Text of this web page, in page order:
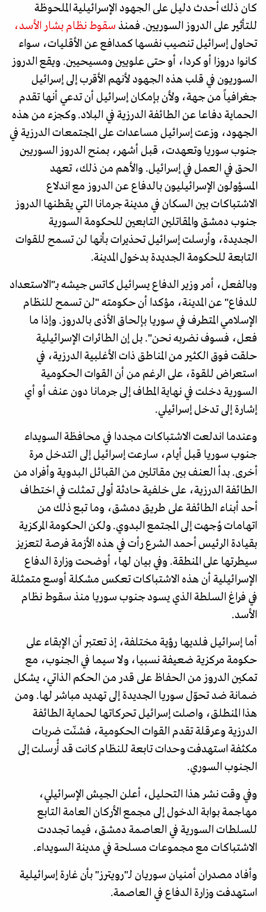
كان ذلك أحدث دليل على الجهود الإسرائيلية الملحوظة
للتأثير على الدروز السوريين. فمنذ سقوط نظام بشار الأسد،
تحاول إسرائيل تنصيب نفسها كمدافع عن الأقليات، سواء
كانوا دروزا أو كردا، أو حتى علويين ومسيحيين. ويقع الدروز
السوريون في قلب هذه الجهود لأنهم الأقرب إلى إسرائيل
جغرافياً من جهة، ولأن بإمكان إسرائيل أن تدعي أنها تقدم
الحماية دفاعا عن الطائفة الدرزية في البلاد. وكجزء من هذه
الجهود، وزعت إسرائيل مساعدات على المجتمعات الدرزية في
جنوب سوريا وتعهدت، قبل أشهر، بمنح الدروز السوريين
الحق في العمل في إسرائيل. والأهم من ذلك، تعهد
المسؤولون الإسرائيليون بالدفاع عن الدروز مع اندلاع
الاشتباكات بين السكان في مدينة جرمانا التي يقطنها الدروز
جنوب دمشق والمقاتلين التابعين للحكومة السورية
الجديدة، وأرسلت إسرائيل تحذيرات بأنها لن تسمح للقوات
التابعة للحكومة الجديدة بدخول المدينة.
وبالفعل، أمر وزير الدفاع يسرائيل كاتس جيشه بـ"الاستعداد
للدفاع" عن المدينة، مؤكدا أن حكومته "لن تسمح للنظام
الإسلامي المتطرف في سوريا بإلحاق الأذى بالدروز. وإذا ما
فعل، فسوف نضربه نحن". بل إن الطائرات الإسرائيلية
حلقت فوق الكثير من المناطق ذات الأغلبية الدرزية، في
استعراض للقوة، على الرغم من أن القوات الحكومية
السورية دخلت في نهاية المطاف إلى جرمانا دون عنف أو أي
إشارة إلى تدخل إسرائيلي.
وعندما اندلعت الاشتباكات مجددا في محافظة السويداء
جنوب سوريا قبل أيام، سارعت إسرائيل إلى التدخل مرة
أخرى. بدأ العنف بين مقاتلين من القبائل البدوية وأفراد من
الطائفة الدرزية، على خلفية حادثة أولى تمثلت في اختطاف
أحد أبناء الطائفة على طريق دمشق، وما تبع ذلك من
اتهامات وُجهت إلى المجتمع البدوي. ولكن الحكومة المركزية
بقيادة الرئيس أحمد الشرع رأت في هذه الأزمة فرصة لتعزيز
سيطرتها على المنطقة. وفي بيان لها، أوضحت وزارة الدفاع
الإسرائيلية أن هذه الاشتباكات تعكس مشكلة أوسع متمثلة
في فراغ السلطة الذي يسود جنوب سوريا منذ سقوط نظام
الأسد.
أما إسرائيل فلديها رؤية مختلفة، إذ تعتبر أن الإبقاء على
حكومة مركزية ضعيفة نسبيا، ولا سيما في الجنوب، مع
تمكين الدروز من الحفاظ على قدر من الحكم الذاتي، يشكل
ضمانة ضد تحوّل سوريا الجديدة إلى تهديد مباشر لها. ومن
هذا المنطلق، واصلت إسرائيل تحركاتها لحماية الطائفة
الدرزية وعرقلة تقدم القوات الحكومية، فشنّت ضربات
مكثفة استهدفت وحدات تابعة للنظام كانت قد أُرسلت إلى
الجنوب السوري.
وفي وقت نشر هذا التحليل، أعلن الجيش الإسرائيلي،
مهاجمة بوابة الدخول إلى مجمع الأركان العامة التابع
للسلطات السورية في العاصمة دمشق، فيما تجددت
الاشتباكات مع مجموعات مسلحة في مدينة السويداء.
وأفاد مصدران أمنيان سوريان لـ"رويترز" بأن غارة إسرائيلية
استهدفت وزارة الدفاع في العاصمة.